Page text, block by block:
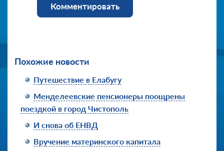
Комментировать
Похожие новости
Путешествие в Елабугу
Менделеевские пенсионеры поощрены
поездкой в город Чистополь
И снова об ЕНВД
Вручение материнского капитала